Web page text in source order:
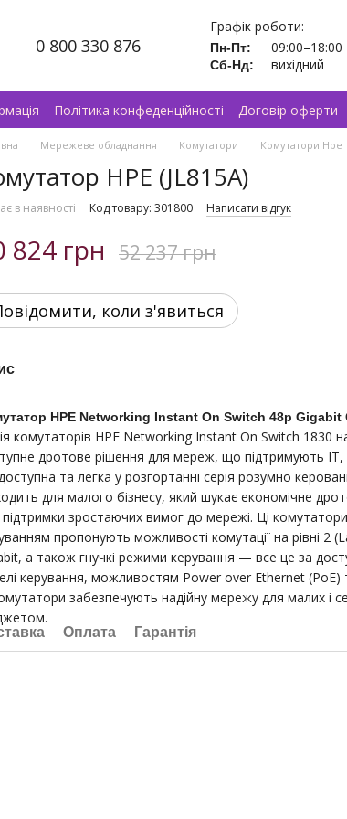
0 800 330 876
Графік роботи:
Пн-Пт: 09:00–18:00
Сб-Нд: вихідний
Політика конфеденційності
Договір оферти
Мережеве обладнання Комутатори Комутатори Hpe
HPE (JL815A)
в наявності Код товару: 301800 Написати відгук
824 грн 52 237 грн
коли з'явиться
HPE Networking Instant On Switch 48p Gigabit
комутаторів HPE Networking Instant On Switch 1830
дротове рішення для мереж, що підтримують ІТ,
та легка у розгортанні серія розумно
для малого бізнесу, який шукає економічне
зростаючих вимог до мережі. Ці
пропонують можливості комутації на рівні 2
а також гнучкі режими керування — все це за
керування, можливостям Power over Ethernet (PoE)
забезпечують надійну мережу для малих і
Оплата Гарантія